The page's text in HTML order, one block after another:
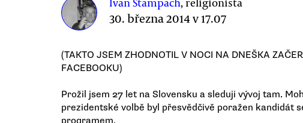
30. března 2014 v 17.07
(TAKTO JSEM ZHODNOTIL V NOCI NA DNEŠKA
FACEBOOKU)
Prožil jsem 27 let na Slovensku a sleduji vývoj tam.
prezidentské volbě byl přesvědčivě poražen kandidát
programem.